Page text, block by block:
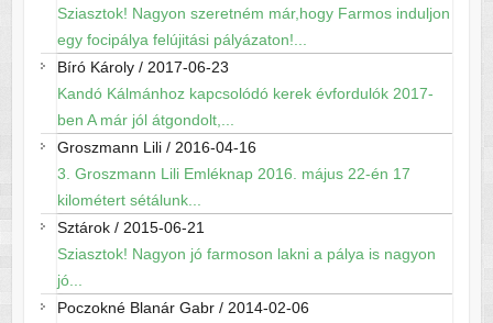
Sziasztok! Nagyon szeretném már,hogy Farmos induljon
egy focipálya felújitási pályázaton!...
Bíró Károly/ 2017-06-23
Kandó Kálmánhoz kapcsolódó kerek évfordulók 2017-
ben A már jól átgondolt,...
Groszmann Lili/ 2016-04-16
3. Groszmann Lili Emléknap 2016. május 22-én 17
kilométert sétálunk...
Sztárok/ 2015-06-21
Sziasztok! Nagyon jó farmoson lakni a pálya is nagyon
jó...
Poczokné Blanár Gabr/ 2014-02-06